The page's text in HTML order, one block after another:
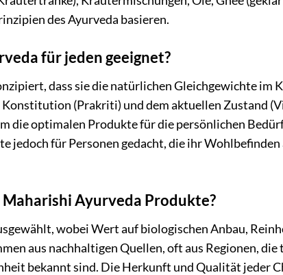
des Ayurveda basieren.
für jeden geeignet?
dass sie die natürlichen Gleichgewichte im
(Prakriti) und dem aktuellen Zustand
die optimalen Produkte für die persönlichen
jedoch für Personen gedacht, die ihr
Ayurveda Produkte?
wobei Wert auf biologischen Anbau,
aus nachhaltigen Quellen, oft aus Regionen,
bekannt sind. Die Herkunft und Qualität jeder